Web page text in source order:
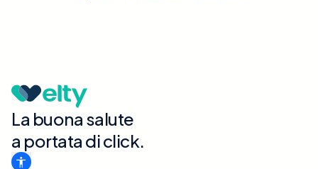
La buona salute
a portata di click.